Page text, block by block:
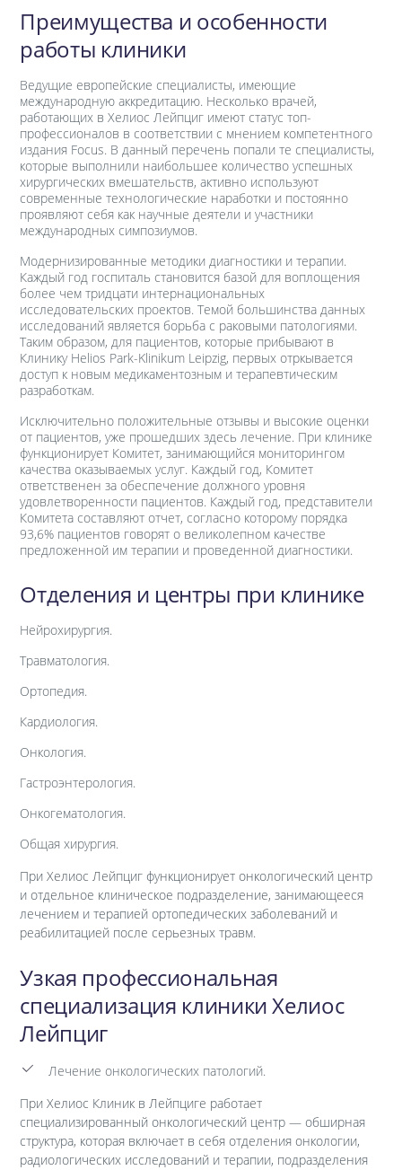
Преимущества и особенности
работы клиники
Ведущие европейские специалисты, имеющие
международную аккредитацию. Несколько врачей,
работающих в Хелиос Лейпциг имеют статус топ-
профессионалов в соответствии с мнением компетентного
издания Focus. В данный перечень попали те специалисты,
которые выполнили наибольшее количество успешных
хирургических вмешательств, активно используют
современные технологические наработки и постоянно
проявляют себя как научные деятели и участники
международных симпозиумов.
Модернизированные методики диагностики и терапии.
Каждый год госпиталь становится базой для воплощения
более чем тридцати интернациональных
исследовательских проектов. Темой большинства данных
исследований является борьба с раковыми патологиями.
Таким образом, для пациентов, которые прибывают в
Клинику Helios Park-Klinikum Leipzig, первых отркывается
доступ к новым медикаментозным и терапевтическим
разработкам.
Исключительно положительные отзывы и высокие оценки
от пациентов, уже прошедших здесь лечение. При клинике
функционирует Комитет, занимающийся мониторингом
качества оказываемых услуг. Каждый год, Комитет
ответственен за обеспечение должного уровня
удовлетворенности пациентов. Каждый год, представители
Комитета составляют отчет, согласно которому порядка
93,6% пациентов говорят о великолепном качестве
предложенной им терапии и проведенной диагностики.
Отделения и центры при клинике
Нейрохирургия.
Травматология.
Ортопедия.
Кардиология.
Онкология.
Гастроэнтерология.
Онкогематология.
Общая хирургия.
При Хелиос Лейпциг функционирует онкологический центр
и отдельное клиническое подразделение, занимающееся
лечением и терапией ортопедических заболеваний и
реабилитацией после серьезных травм.
Узкая профессиональная
специализация клиники Хелиос
Лейпциг
Лечение онкологических патологий.
При Хелиос Клиник в Лейпциге работает
специализированный онкологический центр — обширная
структура, которая включает в себя отделения онкологии,
радиологических исследований и терапии, подразделения